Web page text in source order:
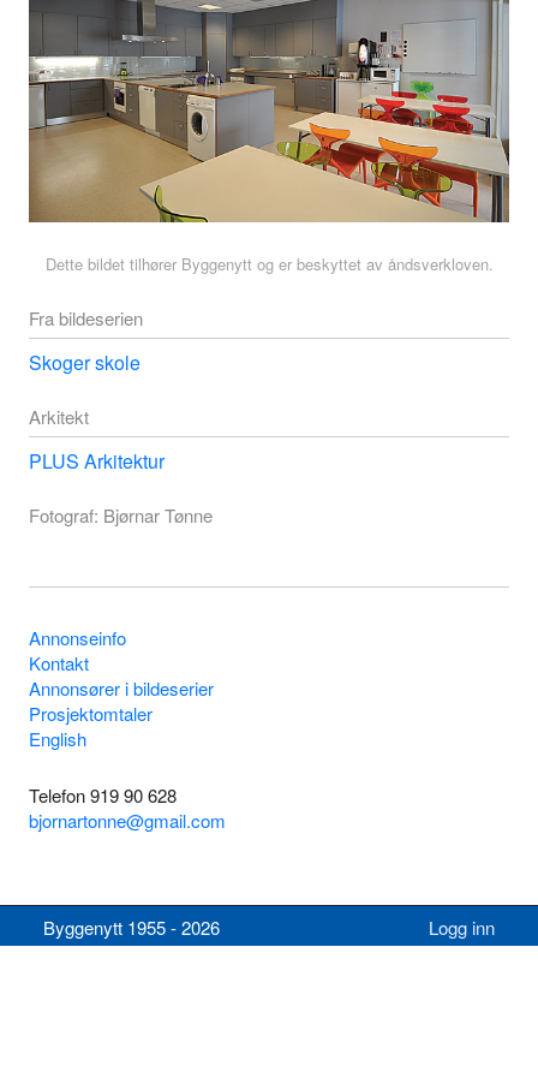
Dette bildet tilhører Byggenytt og er beskyttet av åndsverkloven.
Fra bildeserien
Skoger skole
Arkitekt
PLUS Arkitektur
Fotograf: Bjørnar Tønne
Annonseinfo
Kontakt
Annonsører i bildeserier
Prosjektomtaler
English
Telefon 919 90 628
bjornartonne@gmail.com
Logg inn
Byggenytt 1955 - 2026